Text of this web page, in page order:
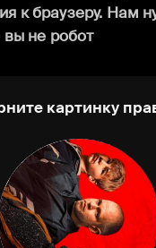
к браузеру. Нам
вы не робот
картинку